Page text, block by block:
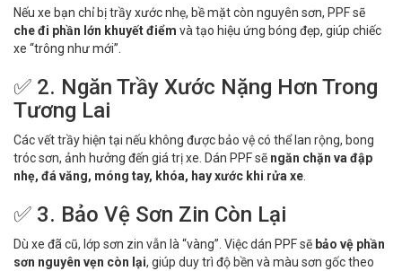
Nếu xe bạn chỉ bị trầy xước nhẹ, bề mặt còn nguyên sơn, PPF sẽ
che đi phần lớn khuyết điểm và tạo hiệu ứng bóng đẹp, giúp chiếc
xe “trông như mới”.
✅ 2. Ngăn Trầy Xước Nặng Hơn Trong
Tương Lai
Các vết trầy hiện tại nếu không được bảo vệ có thể lan rộng, bong
tróc sơn, ảnh hưởng đến giá trị xe. Dán PPF sẽ ngăn chặn va đập
nhẹ, đá văng, móng tay, khóa, hay xước khi rửa xe
✅ 3. Bảo Vệ Sơn Zin Còn Lại
Dù xe đã cũ, lớp sơn zin vẫn là “vàng”. Việc dán PPF sẽ bảo vệ phần
sơn nguyên vẹn còn lại, giúp duy trì độ bền và màu sơn gốc theo